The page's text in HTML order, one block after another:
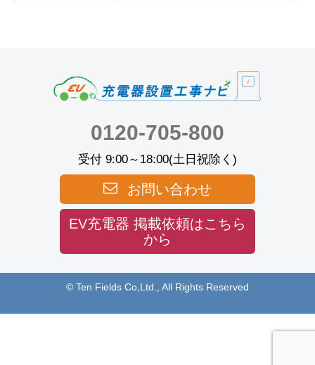
0120-705-800
受付 9:00～18:00(土日祝除く)
お問い合わせ
EV充電器 掲載依頼はこちら
から
© Ten Fields Co,Ltd., All Rights Reserved